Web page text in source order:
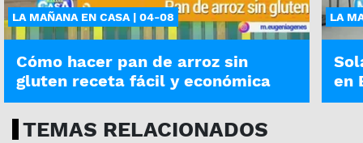
LA MAÑANA EN CASA | 04-08
Cómo hacer pan de arroz sin
gluten receta fácil y económica
LA
en
TEMAS RELACIONADOS